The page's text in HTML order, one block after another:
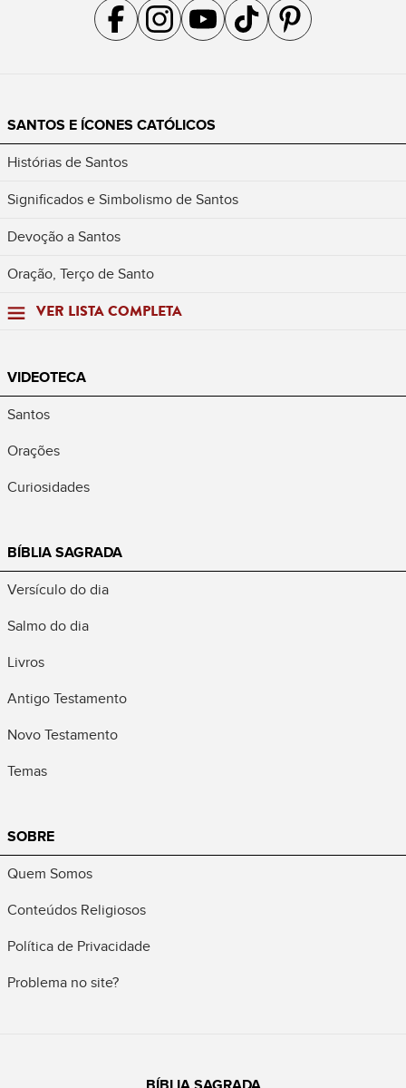
Acompanhe a gente no Facebook
Acompanhe a gente no Instagram
Acompanhe a gente no YouTube
Acompanhe a gente no TikTok
Acompanhe a gente no
SANTOS E ÍCONES CATÓLICOS
Histórias de Santos
Significados e Simbolismo de Santos
Devoção a Santos
Oração, Terço de Santo
VER LISTA COMPLETA
VIDEOTECA
Santos
Orações
Curiosidades
BÍBLIA SAGRADA
Versículo do dia
Salmo do dia
Livros
Antigo Testamento
Novo Testamento
Temas
SOBRE
Quem Somos
Conteúdos Religiosos
Política de Privacidade
Problema no site?